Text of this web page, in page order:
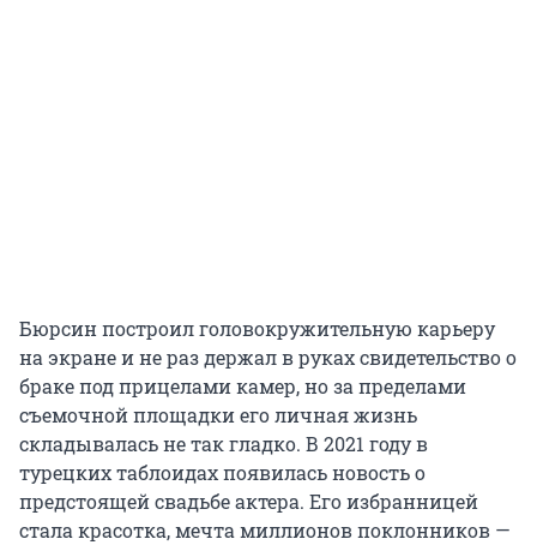
Бюрсин построил головокружительную карьеру
на экране и не раз держал в руках свидетельство о
браке под прицелами камер, но за пределами
съемочной площадки его личная жизнь
складывалась не так гладко. В 2021 году в
турецких таблоидах появилась новость о
предстоящей свадьбе актера. Его избранницей
стала красотка, мечта миллионов поклонников —